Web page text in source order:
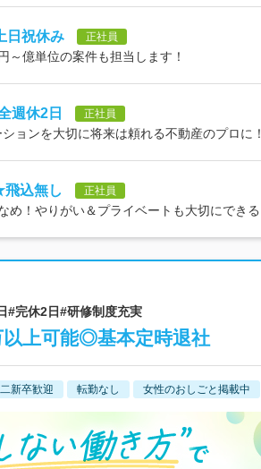
日祝休み 正社員
億単位の案件も担当します！
週休2日 正社員
ョンを大切に将来は頼れる不動産のプロに！
込無し 正社員
め！やりがい＆プライベートも大切にできる
#完休2日#研修制度充実
上可能◎基本定時退社
新卒歓迎 転勤なし 女性のおしごと掲載中